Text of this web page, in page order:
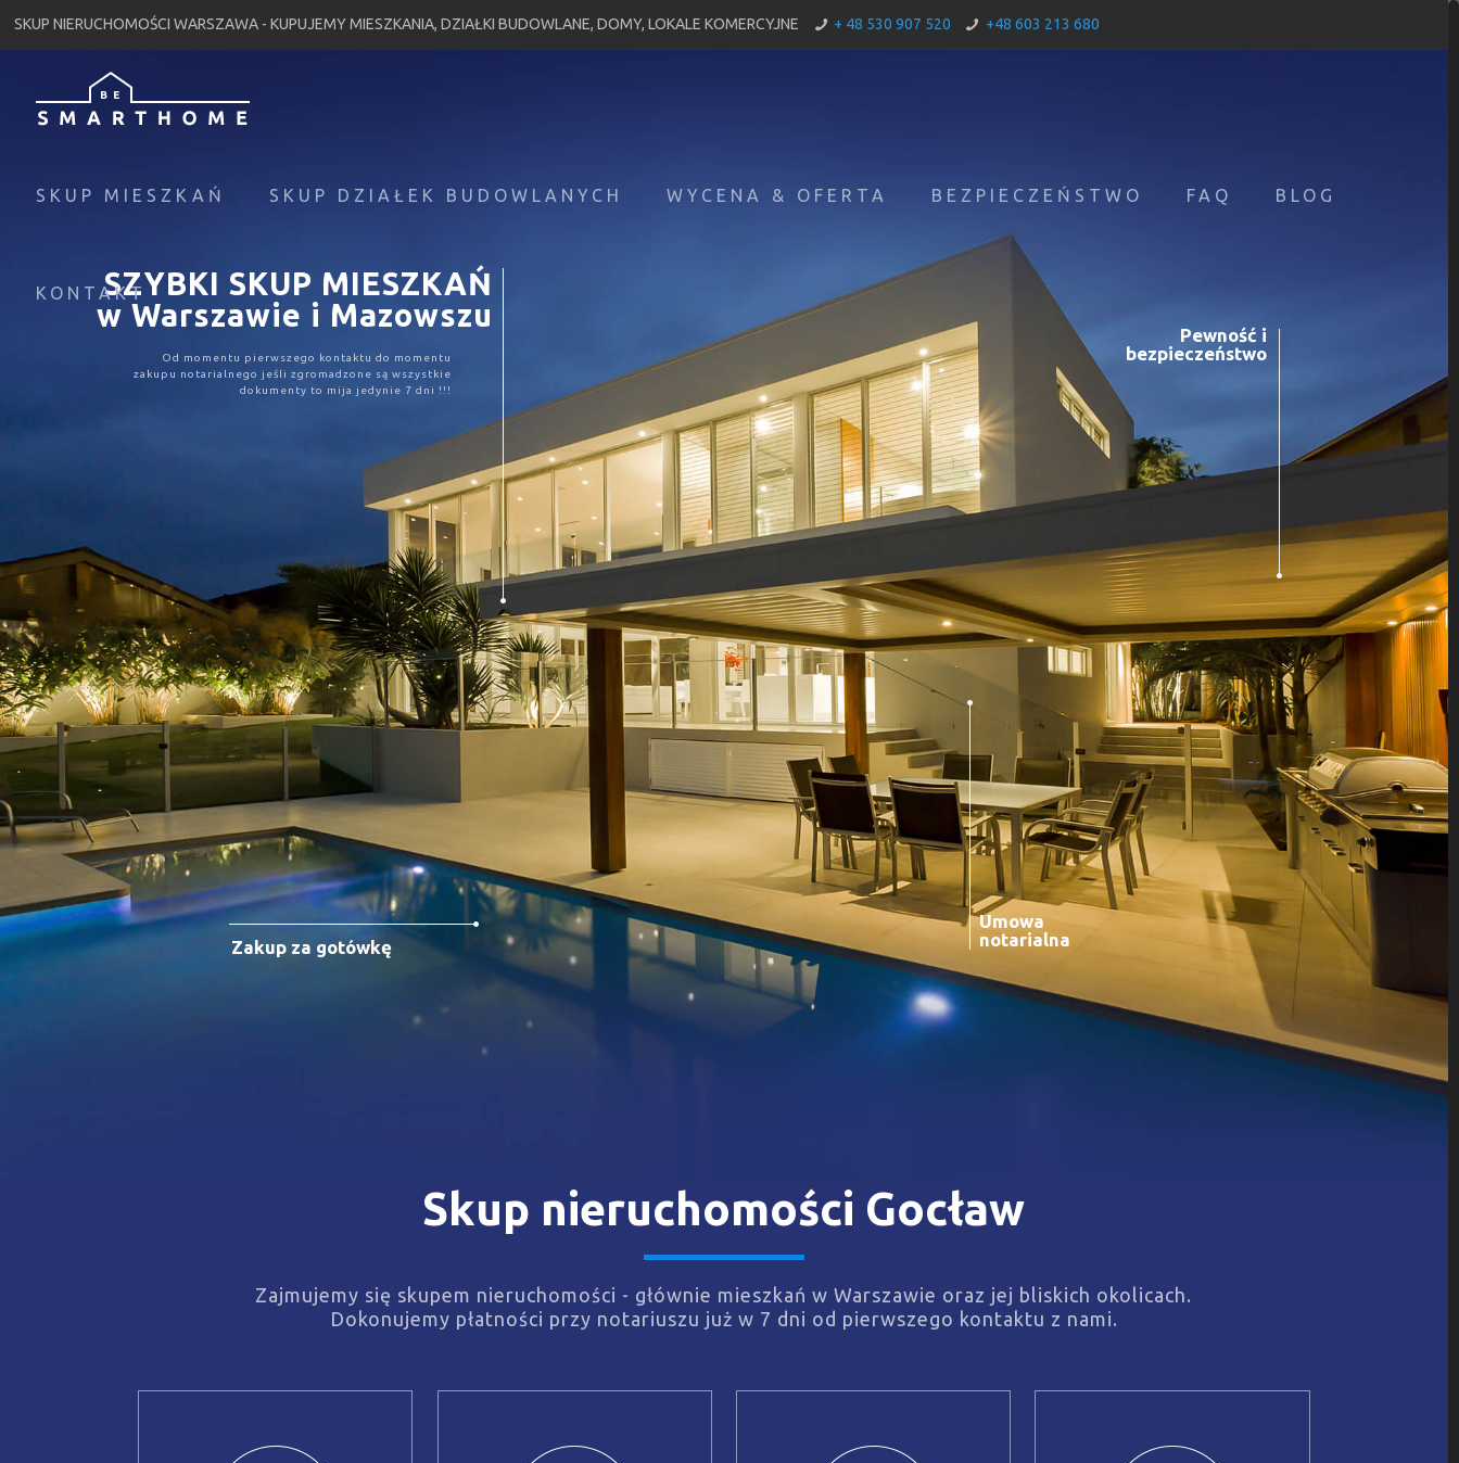
SKUP NIERUCHOMOŚCI WARSZAWA - KUPUJEMY MIESZKANIA, DZIAŁKI BUDOWLANE, DOMY, LOKALE KOMERCYJNE + 48 530 907 520 +48 603 213 680
SKUP MIESZKAŃ SKUP DZIAŁEK BUDOWLANYCH WYCENA & OFERTA BEZPIECZEŃSTWO FAQ BLOG
KONTAKTSZYBKI SKUP MIESZKAŃ
w Warszawie i Mazowszu
Od momentu pierwszego kontaktu do momentu
zakupu notarialnego jeśli zgromadzone są wszystkie
dokumenty to mija jedynie 7 dni !!!
Zakup za gotówkę
Umowa
notarialna
Pewność i
bezpieczeństwo
Skup nieruchomości Gocław
Zajmujemy się skupem nieruchomości - głównie mieszkań w Warszawie oraz jej bliskich okolicach.
Dokonujemy płatności przy notariuszu już w 7 dni od pierwszego kontaktu z nami.